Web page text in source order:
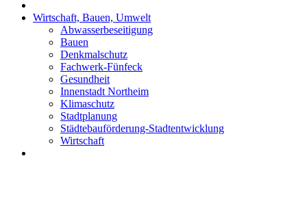
Wirtschaft, Bauen, Umwelt
Abwasserbeseitigung
Bauen
Denkmalschutz
Fachwerk-Fünfeck
Gesundheit
Innenstadt Northeim
Klimaschutz
Stadtplanung
Städtebauförderung-Stadtentwicklung
Wirtschaft